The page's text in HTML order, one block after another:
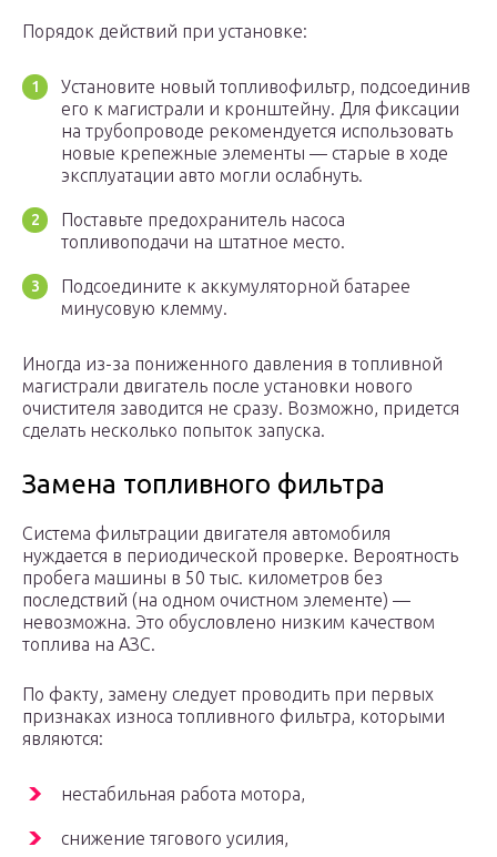
Порядок действий при установке:
Установите новый топливофильтр, подсоединив
его к магистрали и кронштейну. Для фиксации
на трубопроводе рекомендуется использовать
новые крепежные элементы — старые в ходе
эксплуатации авто могли ослабнуть.
Поставьте предохранитель насоса
топливоподачи на штатное место.
Подсоедините к аккумуляторной батарее
минусовую клемму.
Иногда из-за пониженного давления в топливной
магистрали двигатель после установки нового
очистителя заводится не сразу. Возможно, придется
сделать несколько попыток запуска.
Замена топливного фильтра
Система фильтрации двигателя автомобиля
нуждается в периодической проверке. Вероятность
пробега машины в 50 тыс. километров без
последствий (на одном очистном элементе) —
невозможна. Это обусловлено низким качеством
топлива на АЗС.
По факту, замену следует проводить при первых
признаках износа топливного фильтра, которыми
являются:
нестабильная работа мотора,
снижение тягового усилия,